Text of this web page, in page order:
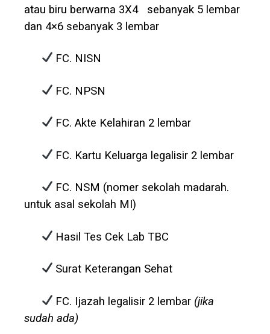
atau biru berwarna 3X4 sebanyak 5 lembar
dan 4×6 sebanyak 3 lembar
FC. NISN
FC. NPSN
FC. Akte Kelahiran 2 lembar
FC. Kartu Keluarga legalisir 2 lembar
FC. NSM (nomer sekolah madarah.
untuk asal sekolah MI)
Hasil Tes Cek Lab TBC
Surat Keterangan Sehat
FC. Ijazah legalisir 2 lembar (jika
sudah ada)